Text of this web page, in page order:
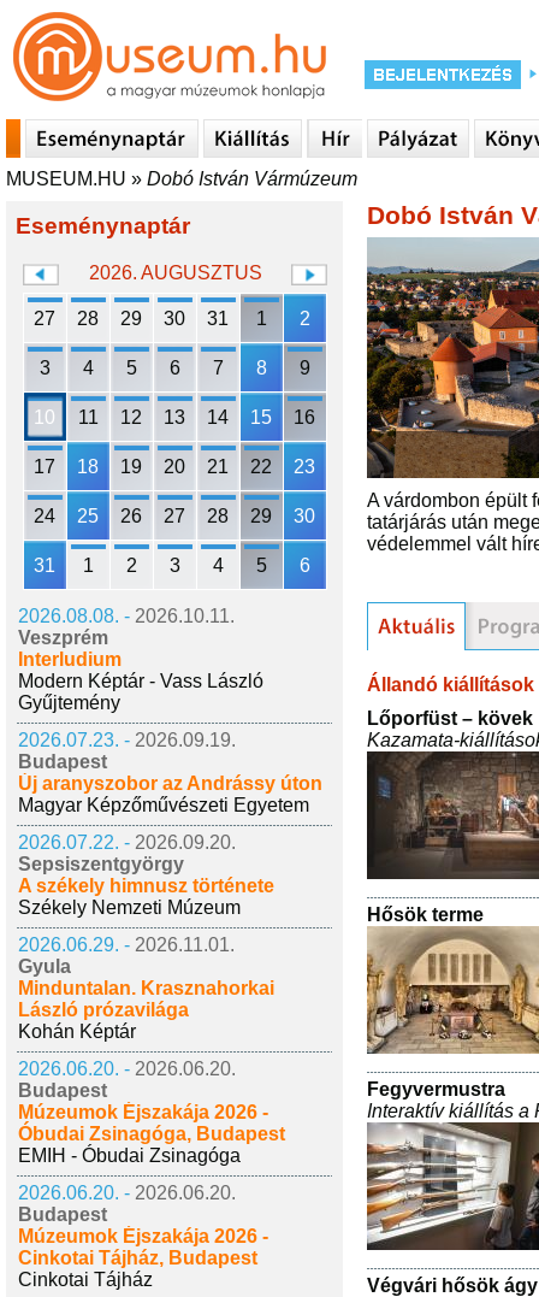
MUSEUM.HU » Dobó István Vármúzeum
Eseménynaptár
2026. AUGUSZTUS
27 28 29 30 31 1 2
3 4 5 6 7 8 9
10 11 12 13 14 15 16
17 18 19 20 21 22 23
24 25 26 27 28 29 30
31 1 2 3 4 5 6
2026.08.08. - 2026.10.11.
Veszprém
Interludium
Modern Képtár - Vass László
Gyűjtemény
2026.07.23. - 2026.09.19.
Budapest
Új aranyszobor az Andrássy úton
Magyar Képzőművészeti Egyetem
2026.07.22. - 2026.09.20.
Sepsiszentgyörgy
A székely himnusz története
Székely Nemzeti Múzeum
2026.06.29. - 2026.11.01.
Gyula
Minduntalan. Krasznahorkai
László prózavilága
Kohán Képtár
2026.06.20. - 2026.06.20.
Budapest
Múzeumok Éjszakája 2026 -
Óbudai Zsinagóga, Budapest
EMIH - Óbudai Zsinagóga
2026.06.20. - 2026.06.20.
Budapest
Múzeumok Éjszakája 2026 -
Cinkotai Tájház, Budapest
Cinkotai Tájház
Dobó István
A várdombon épült
tatárjárás után
védelemmel vált
Állandó kiállítások
Lőporfüst – kövek
Kazamata-
Hősök terme
Fegyvermustra
Interaktív kiállítás a
Végvári hősök